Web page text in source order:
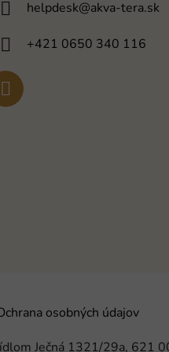
s
u
helpdesk@akva-tera.sk
+421 0650 340 116
osobných údajov
Ječná 1321/29a, 621